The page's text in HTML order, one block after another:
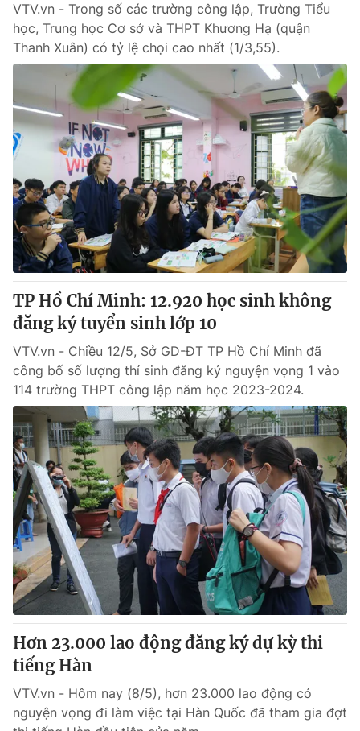
VTV.vn - Trong số các trường công lập, Trường Tiểu
học, Trung học Cơ sở và THPT Khương Hạ (quận
Thanh Xuân) có tỷ lệ chọi cao nhất (1/3,55).
TP Hồ Chí Minh: 12.920 học sinh không
đăng ký tuyển sinh lớp 10
VTV.vn - Chiều 12/5, Sở GD-ĐT TP Hồ Chí Minh đã
công bố số lượng thí sinh đăng ký nguyện vọng 1 vào
114 trường THPT công lập năm học 2023-2024.
Hơn 23.000 lao động đăng ký dự kỳ thi
tiếng Hàn
VTV.vn - Hôm nay (8/5), hơn 23.000 lao động có
nguyện vọng đi làm việc tại Hàn Quốc đã tham gia đợt